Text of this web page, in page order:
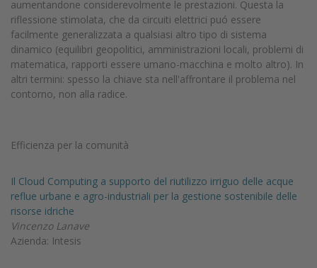
aumentandone considerevolmente le prestazioni. Questa la
riflessione stimolata, che da circuiti elettrici puó essere
facilmente generalizzata a qualsiasi altro tipo di sistema
dinamico (equilibri geopolitici, amministrazioni locali, problemi di
matematica, rapporti essere umano-macchina e molto altro). In
altri termini: spesso la chiave sta nell'affrontare il problema nel
contorno, non alla radice.
Efficienza per la comunità
Il Cloud Computing a supporto del riutilizzo irriguo delle acque
reflue urbane e agro-industriali per la gestione sostenibile delle
risorse idriche
Vincenzo Lanave
Azienda: Intesis